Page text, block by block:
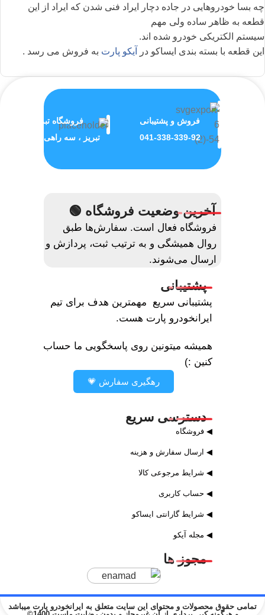
چه بسا خودروهایی در جاده دچار ایراد فنی شدن که ایراد از این
قطعه به ظاهر ساده ولی مهم
سیستم الکتریکی خودرو شده اند.
این قطعه با بسته بندی ایساکو در
آیکو پارت به فروش می رسد .
فروش و پشتیبانی
041-338-339-92
فروشگاه تبریز
تبریز ، سه راهی ولیعصر
آخرین وضعیت فروشگاه 🟢
فروشگاه فعال است. سفارش‌ها طبق
روال همیشگی و به ترتیب ثبت، پردازش و
ارسال می‌شوند.
پشتیبانی
پشتیبانی سریع مهمترین هدف برای تیم
ایرانخودرو پارت هست.
همیشه میتونین روی پاسخگویی ما حساب
کنین :)
رهگیری سفارش 💗
دسترسی سریع
◀ فروشگاه
◀ ارسال سفارش و هزینه
◀ شرایط مرجوعی کالا
◀ حساب کاربری
◀ شرایط گارانتی ایساکو
◀ مجله آیکو
مجوز ها
تمامی حقوق محصولات و محتوای این سایت متعلق به ایرانخودرو پارت میباشد